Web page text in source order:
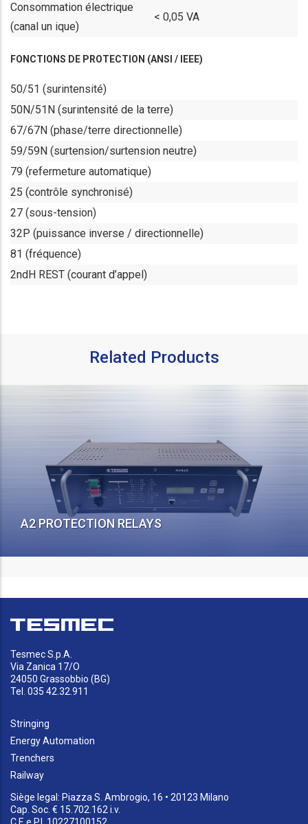
Consommation électrique
(canal un ique)
< 0,05 VA
FONCTIONS DE PROTECTION (ANSI / IEEE)
50/51 (surintensité)
50N/51N (surintensité de la terre)
67/67N (phase/terre directionnelle)
59/59N (surtension/surtension neutre)
79 (refermeture automatique)
25 (contrôle synchronisé)
27 (sous-tension)
32P (puissance inverse / directionnelle)
81 (fréquence)
2ndH REST (courant d’appel)
Related Products
A2 PROTECTION RELAYS
Tesmec S.p.A.
Via Zanica 17/O
24050 Grassobbio (BG)
Tel. 035 42.32.911
Stringing
Energy Automation
Trenchers
Railway
Siège legal: Piazza S. Ambrogio, 16 • 20123 Milano
Cap. Soc. € 15.702.162 i.v.